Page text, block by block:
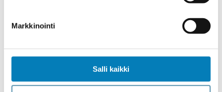
Markkinointi
Salli kaikki
Miten aurinkopaneelien
tilaus ja asennus etenevät
Vihdissä?